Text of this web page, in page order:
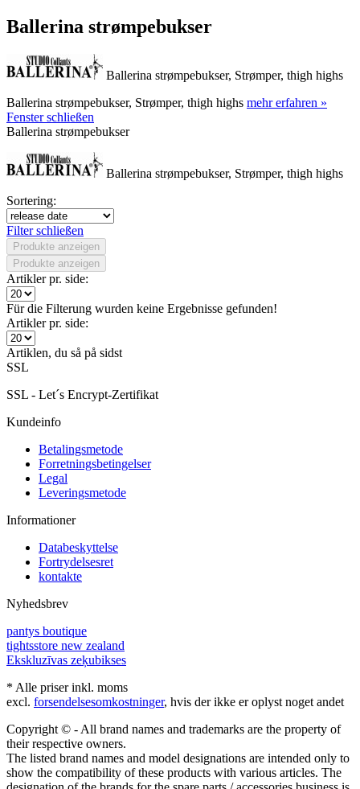
Ballerina strømpebukser
Ballerina strømpebukser, Strømper, thigh highs
Ballerina strømpebukser, Strømper, thigh highs mehr erfahren »
Fenster schließen
Ballerina strømpebukser
Ballerina strømpebukser, Strømper, thigh highs
Sortering:
Filter schließen
Produkte anzeigen
Produkte anzeigen
Artikler pr. side:
Für die Filterung wurden keine Ergebnisse gefunden!
Artikler pr. side:
Artiklen, du så på sidst
SSL
SSL - Let´s Encrypt-Zertifikat
Kundeinfo
Betalingsmetode
Forretningsbetingelser
Legal
Leveringsmetode
Informationer
Databeskyttelse
Fortrydelsesret
kontakte
Nyhedsbrev
pantys boutique
tightsstore new zealand
Ekskluzīvas zeķubikses
* Alle priser inkl. moms
excl. forsendelsesomkostninger, hvis der ikke er oplyst noget andet
Copyright © - All brand names and trademarks are the property of
their respective owners.
The listed brand names and model designations are intended only to
show the compatibility of these products with various articles. The